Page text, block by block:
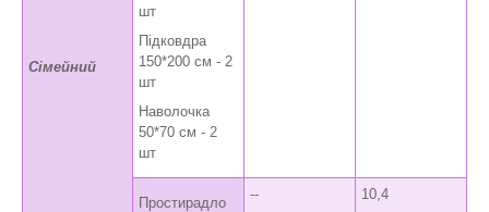
Сімейний
шт
Підковдра
150*200 см - 2
шт
Наволочка
50*70 см - 2
шт
Простирадло
-- 10,4